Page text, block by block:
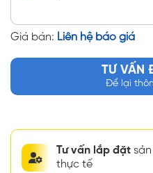
Giá bán: Liên hệ báo giá
TƯ VẤN
Để lại
Tư vấn lắp đặt
thực tế